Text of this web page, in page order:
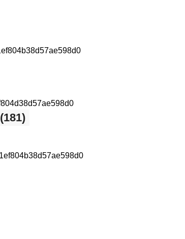
(181)